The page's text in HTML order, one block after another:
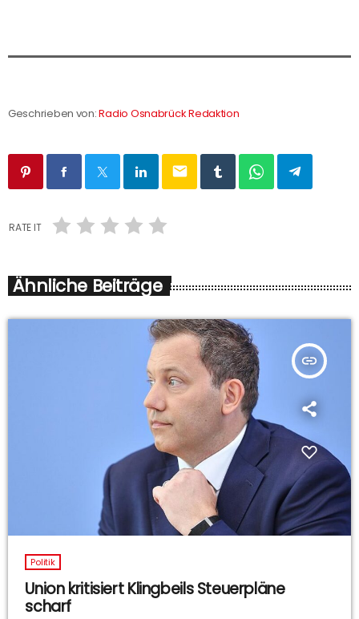
Geschrieben von:Radio Osnabrück Redaktion
email
RATE IT
Ähnliche Beiträge
insert_link
Politik
Union kritisiert Klingbeils Steuerpläne
scharf